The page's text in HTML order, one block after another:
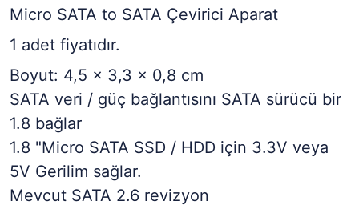
Micro SATA to SATA Çevirici Aparat
1 adet fiyatıdır.
Boyut: 4,5 x 3,3 x 0,8 cm
SATA veri / güç bağlantısını SATA sürücü bir
1.8 bağlar
1.8 "Micro SATA SSD / HDD için 3.3V veya
5V Gerilim sağlar.
Mevcut SATA 2.6 revizyon